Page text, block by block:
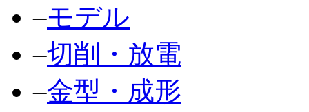
‒モデル
‒切削・放電
‒金型・成形